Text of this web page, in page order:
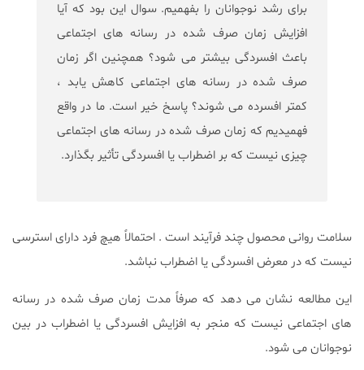
برای رشد نوجوانان را بفهمیم. سوال این بود که آیا
افزایش زمان صرف شده در رسانه های اجتماعی
باعث افسردگی بیشتر می شود؟ همچنین اگر زمان
صرف شده در رسانه های اجتماعی کاهش یابد ،
کمتر افسرده می شوند؟ پاسخ خیر است. ما در واقع
فهمیدیم که زمان صرف شده در رسانه های اجتماعی
چیزی نیست که بر اضطراب یا افسردگی تأثیر بگذارد.
سلامت روانی محصول چند فرآیند است . احتمالاً هیچ فرد دارای استرسی
نیست که در معرض افسردگی یا اضطراب نباشد.
این مطالعه نشان می دهد که صرفاً مدت زمان صرف شده در رسانه
های اجتماعی نیست که منجر به افزایش افسردگی یا اضطراب در بین
نوجوانان می شود.